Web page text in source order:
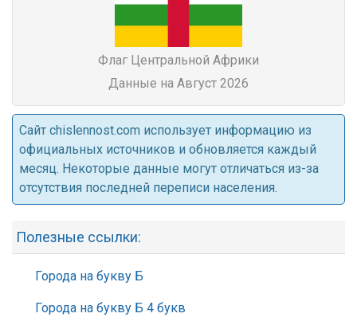
Флаг Центральной Африки
Данные на Август 2026
Cайт chislennost.com использует информацию из
официальных источников и обновляется каждый
месяц. Некоторые данные могут отличаться из-за
отсутствия последней переписи населения.
Полезные ссылки:
Города на букву Б
Города на букву Б 4 букв